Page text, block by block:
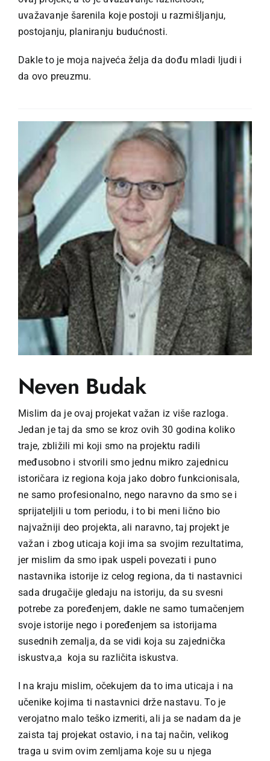
uvažavanje šarenila koje postoji u razmišljanju,
postojanju, planiranju budućnosti.
Dakle to je moja najveća želja da dođu mladi ljudi i
da ovo preuzmu.
Neven Budak
Mislim da je ovaj projekat važan iz više razloga.
Jedan je taj da smo se kroz ovih 30 godina koliko
traje, zbližili mi koji smo na projektu radili
međusobno i stvorili smo jednu mikro zajednicu
istoričara iz regiona koja jako dobro funkcionisala,
ne samo profesionalno, nego naravno da smo se i
sprijateljili u tom periodu, i to bi meni lično bio
najvažniji deo projekta, ali naravno, taj projekt je
važan i zbog uticaja koji ima sa svojim rezultatima,
jer mislim da smo ipak uspeli povezati i puno
nastavnika istorije iz celog regiona, da ti nastavnici
sada drugačije gledaju na istoriju, da su svesni
potrebe za poređenjem, dakle ne samo tumačenjem
svoje istorije nego i poređenjem sa istorijama
susednih zemalja, da se vidi koja su zajednička
iskustva,a koja su različita iskustva.
I na kraju mislim, očekujem da to ima uticaja i na
učenike kojima ti nastavnici drže nastavu. To je
verojatno malo teško izmeriti, ali ja se nadam da je
zaista taj projekat ostavio, i na taj način, velikog
traga u svim ovim zemljama koje su u njega